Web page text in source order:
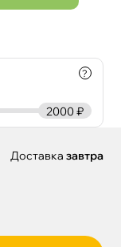
?
2000 ₽
Доставка завтра